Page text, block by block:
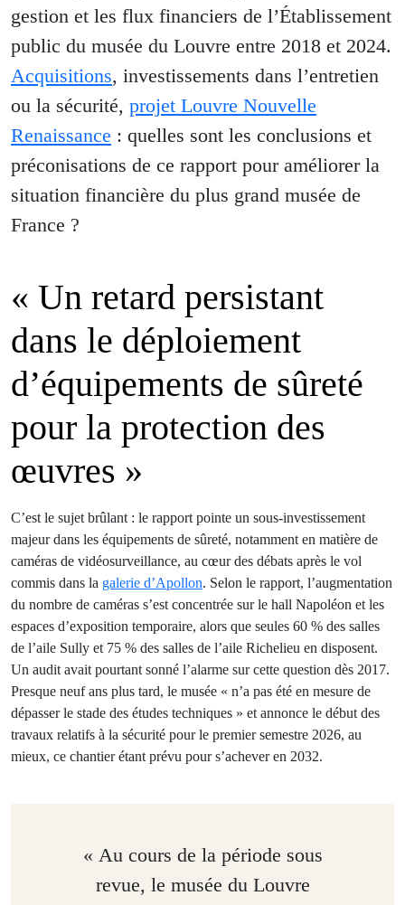
gestion et les flux financiers de l’Établissement
public du musée du Louvre entre 2018 et 2024.
Acquisitions, investissements dans l’entretien
ou la sécurité, projet Louvre Nouvelle
Renaissance : quelles sont les conclusions et
préconisations de ce rapport pour améliorer la
situation financière du plus grand musée de
France ?
« Un retard persistant
dans le déploiement
d’équipements de sûreté
pour la protection des
œuvres »
C’est le sujet brûlant : le rapport pointe un sous-investissement
majeur dans les équipements de sûreté, notamment en matière de
caméras de vidéosurveillance, au cœur des débats après le vol
commis dans la galerie d’Apollon. Selon le rapport, l’augmentation
du nombre de caméras s’est concentrée sur le hall Napoléon et les
espaces d’exposition temporaire, alors que seules 60 % des salles
de l’aile Sully et 75 % des salles de l’aile Richelieu en disposent.
Un audit avait pourtant sonné l’alarme sur cette question dès 2017.
Presque neuf ans plus tard, le musée « n’a pas été en mesure de
dépasser le stade des études techniques » et annonce le début des
travaux relatifs à la sécurité pour le premier semestre 2026, au
mieux, ce chantier étant prévu pour s’achever en 2032.
« Au cours de la période sous
revue, le musée du Louvre